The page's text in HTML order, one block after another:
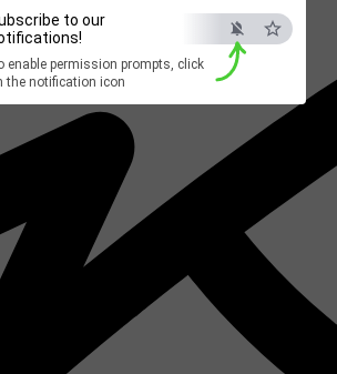
to our
enable permission prompts, click
the notification icon